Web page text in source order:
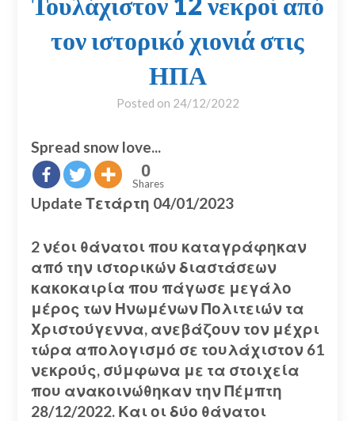
τον ιστορικό χιονιά στις
ΗΠΑ
Posted on 24/12/2022
Spread snow love...
0
Shares
Update Τετάρτη 04/01/2023
2 νέοι θάνατοι που καταγράφηκαν
από την ιστορικών διαστάσεων
κακοκαιρία που πάγωσε μεγάλο
μέρος των Ηνωμένων Πολιτειών τα
Χριστούγεννα, ανεβάζουν τον μέχρι
τώρα απολογισμό σε τουλάχιστον 61
νεκρούς, σύμφωνα με τα στοιχεία
που ανακοινώθηκαν την Πέμπτη
28/12/2022. Και οι δύο θάνατοι